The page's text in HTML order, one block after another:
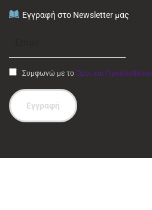
Εγγραφή στο Newsletter μας
Συμφωνώ με το Όροι και
Εγγραφή